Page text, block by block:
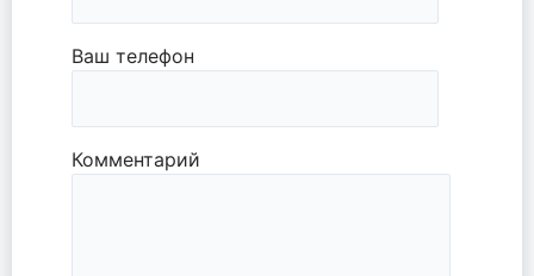
Ваш телефон
Комментарий